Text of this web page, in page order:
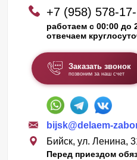
+7 (958) 578-
работаем с 00:00 до
отвечаем
Заказать звонок
позвоним за наш счет
bijsk@delaem-
Бийск, ул. Ленина,
Перед приездом